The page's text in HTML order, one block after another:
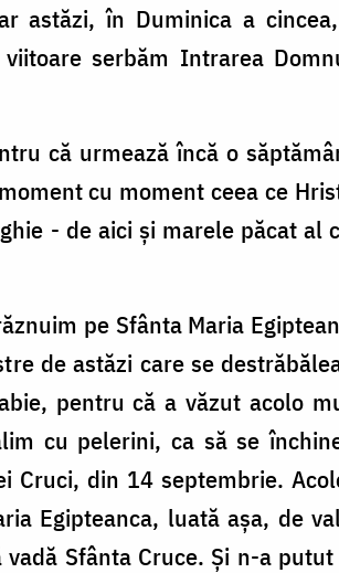
astăzi, în Duminica a
serbăm Intrarea
că urmează încă o
cu moment ceea ce
- de aici şi marele păcat al
pe Sfânta Maria
de astăzi care se
pentru că a văzut acolo
cu pelerini, ca să se
Cruci, din 14 septembrie.
Egipteanca, luată aşa, de
Sfânta Cruce. Şi n-a